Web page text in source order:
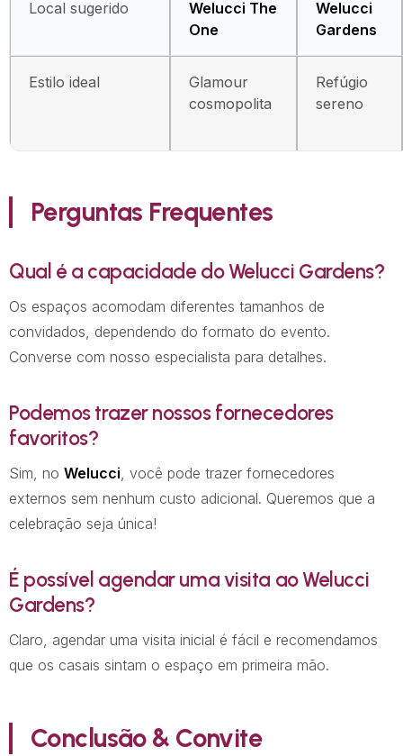
Local sugerido
Welucci The
One
Welucci
Gardens
Estilo ideal
Glamour
cosmopolita
Refúgio
sereno
Perguntas Frequentes
Qual é a capacidade do Welucci Gardens?
Os espaços acomodam diferentes tamanhos de
convidados, dependendo do formato do evento.
Converse com nosso especialista para detalhes.
Podemos trazer nossos fornecedores
favoritos?
Sim, no Welucci , você pode trazer fornecedores
externos sem nenhum custo adicional. Queremos que a
celebração seja única!
É possível agendar uma visita ao Welucci
Gardens?
Claro, agendar uma visita inicial é fácil e recomendamos
que os casais sintam o espaço em primeira mão.
Conclusão & Convite